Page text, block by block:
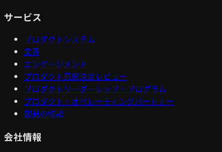
サービス
プロダクトシステム
業界
エンゲージメント
プロダクト意思決定レビュー
プロダクトリーダーシップ・プログラム
プロダクト・オペレーティングパートナー
製品の相談
会社情報